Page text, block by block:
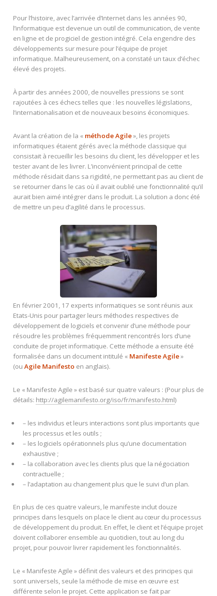
Pour l’histoire, avec l’arrivée d’Internet dans les années 90,
l’informatique est devenue un outil de communication, de vente
en ligne et de progiciel de gestion intégré. Cela engendre des
développements sur mesure pour l’équipe de projet
informatique. Malheureusement, on a constaté un taux d’échec
élevé des projets.
À partir des années 2000, de nouvelles pressions se sont
rajoutées à ces échecs telles que : les nouvelles législations,
l’internationalisation et de nouveaux besoins économiques.
Avant la création de la « méthode Agile», les projets
informatiques étaient gérés avec la méthode classique qui
consistait à recueillir les besoins du client, les développer et les
tester avant de les livrer. L’inconvénient principal de cette
méthode résidait dans sa rigidité, ne permettant pas au client de
se retourner dans le cas où il avait oublié une fonctionnalité qu’il
aurait bien aimé intégrer dans le produit. La solution a donc été
de mettre un peu d’agilité dans le processus.
En février 2001, 17 experts informatiques se sont réunis aux
Etats-Unis pour partager leurs méthodes respectives de
développement de logiciels et convenir d’une méthode pour
résoudre les problèmes fréquemment rencontrés lors d’une
conduite de projet informatique. Cette méthode a ensuite été
formalisée dans un document intitulé « Manifeste Agile»
(ou Agile Manifesto en anglais).
Le « Manifeste Agile » est basé sur quatre valeurs : (Pour plus de
détails: http://agilemanifesto.org/iso/fr/manifesto.html)
– les individus et leurs interactions sont plus importants que
les processus et les outils ;
– les logiciels opérationnels plus qu’une documentation
exhaustive ;
– la collaboration avec les clients plus que la négociation
contractuelle ;
– l’adaptation au changement plus que le suivi d’un plan.
En plus de ces quatre valeurs, le manifeste inclut douze
principes dans lesquels on place le client au cœur du processus
de développement du produit. En effet, le client et l’équipe projet
doivent collaborer ensemble au quotidien, tout au long du
projet, pour pouvoir livrer rapidement les fonctionnalités.
Le « Manifeste Agile » définit des valeurs et des principes qui
sont universels, seule la méthode de mise en œuvre est
différente selon le projet. Cette application se fait par